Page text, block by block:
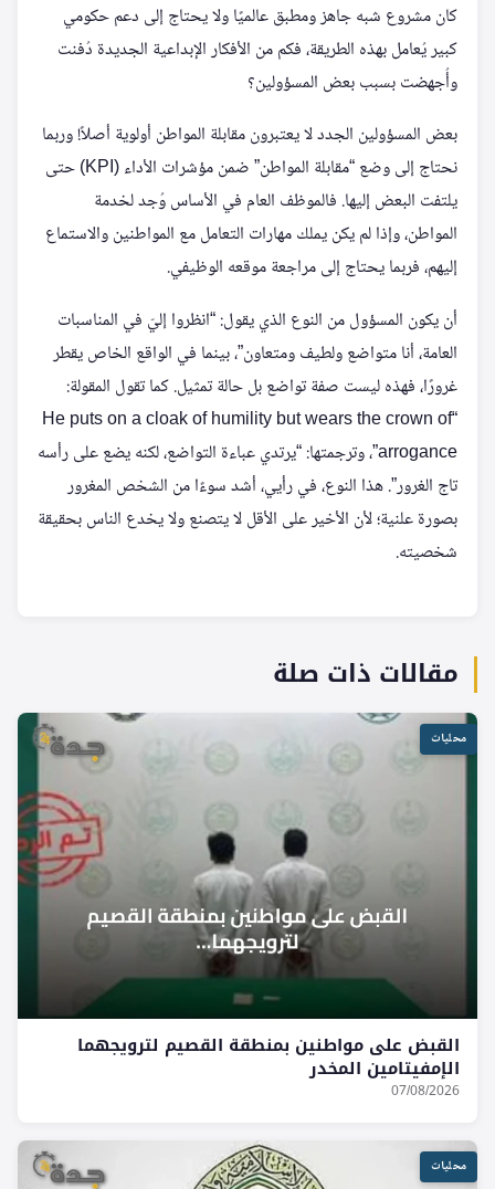
كان مشروع شبه جاهز ومطبق عالميًا ولا يحتاج إلى دعم حكومي
كبير يُعامل بهذه الطريقة، فكم من الأفكار الإبداعية الجديدة دُفنت
وأُجهضت بسبب بعض المسؤولين؟
بعض المسؤولين الجدد لا يعتبرون مقابلة المواطن أولوية أصلاً! وربما
نحتاج إلى وضع “مقابلة المواطن” ضمن مؤشرات الأداء (KPI) حتى
يلتفت البعض إليها. فالموظف العام في الأساس وُجد لخدمة
المواطن، وإذا لم يكن يملك مهارات التعامل مع المواطنين والاستماع
إليهم، فربما يحتاج إلى مراجعة موقعه الوظيفي.
أن يكون المسؤول من النوع الذي يقول: “انظروا إليّ في المناسبات
العامة، أنا متواضع ولطيف ومتعاون”، بينما في الواقع الخاص يقطر
غرورًا، فهذه ليست صفة تواضع بل حالة تمثيل. كما تقول المقولة:
“He puts on a cloak of humility but wears the crown of
arrogance”، وترجمتها: “يرتدي عباءة التواضع، لكنه يضع على رأسه
تاج الغرور”. هذا النوع، في رأيي، أشد سوءًا من الشخص المغرور
بصورة علنية؛ لأن الأخير على الأقل لا يتصنع ولا يخدع الناس بحقيقة
شخصيته.
مقالات ذات صلة
محليات
القبض على مواطنين بمنطقة القصيم لترويجهما
الإمفيتامين المخدر
07/08/2026
محليات